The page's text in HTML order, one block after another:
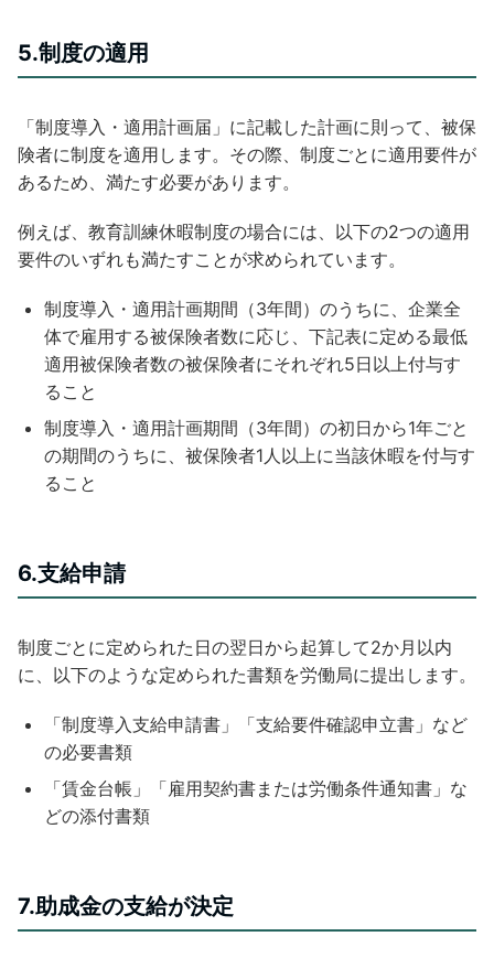
5.制度の適用
「制度導入・適用計画届」に記載した計画に則って、被保
険者に制度を適用します。その際、制度ごとに適用要件が
あるため、満たす必要があります。
例えば、教育訓練休暇制度の場合には、以下の2つの適用
要件のいずれも満たすことが求められています。
制度導入・適用計画期間（3年間）のうちに、企業全
体で雇用する被保険者数に応じ、下記表に定める最低
適用被保険者数の被保険者にそれぞれ5日以上付与す
ること
制度導入・適用計画期間（3年間）の初日から1年ごと
の期間のうちに、被保険者1人以上に当該休暇を付与す
ること
6.支給申請
制度ごとに定められた日の翌日から起算して2か月以内
に、以下のような定められた書類を労働局に提出します。
「制度導入支給申請書」「支給要件確認申立書」など
の必要書類
「賃金台帳」「雇用契約書または労働条件通知書」な
どの添付書類
7.助成金の支給が決定